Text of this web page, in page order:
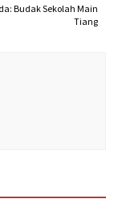
Budak Sekolah Main
Tiang